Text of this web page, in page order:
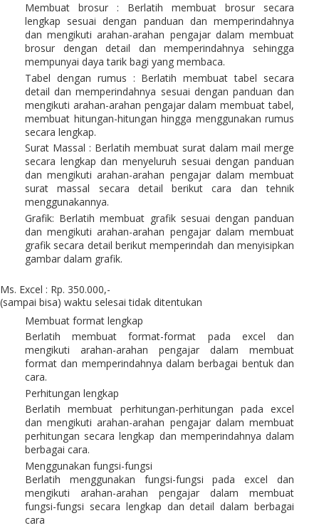
Membuat brosur : Berlatih membuat brosur secara
lengkap sesuai dengan panduan dan memperindahnya
dan mengikuti arahan-arahan pengajar dalam membuat
brosur dengan detail dan memperindahnya sehingga
mempunyai daya tarik bagi yang membaca.
Tabel dengan rumus : Berlatih membuat tabel secara
detail dan memperindahnya sesuai dengan panduan dan
mengikuti arahan-arahan pengajar dalam membuat tabel,
membuat hitungan-hitungan hingga menggunakan rumus
secara lengkap.
Surat Massal : Berlatih membuat surat dalam mail merge
secara lengkap dan menyeluruh sesuai dengan panduan
dan mengikuti arahan-arahan pengajar dalam membuat
surat massal secara detail berikut cara dan tehnik
menggunakannya.
Grafik: Berlatih membuat grafik sesuai dengan panduan
dan mengikuti arahan-arahan pengajar dalam membuat
grafik secara detail berikut memperindah dan menyisipkan
gambar dalam grafik.
Ms. Excel : Rp. 350.000,-
(sampai bisa) waktu selesai tidak ditentukan
Membuat format lengkap
Berlatih membuat format-format pada excel dan
mengikuti arahan-arahan pengajar dalam membuat
format dan memperindahnya dalam berbagai bentuk dan
cara.
Perhitungan lengkap
Berlatih membuat perhitungan-perhitungan pada excel
dan mengikuti arahan-arahan pengajar dalam membuat
perhitungan secara lengkap dan memperindahnya dalam
berbagai cara.
Menggunakan fungsi-fungsi
Berlatih menggunakan fungsi-fungsi pada excel dan
mengikuti arahan-arahan pengajar dalam membuat
fungsi-fungsi secara lengkap dan detail dalam berbagai
cara